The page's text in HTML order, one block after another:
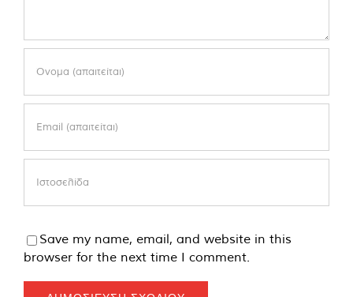
Save my name, email, and website in this
browser for the next time I comment.